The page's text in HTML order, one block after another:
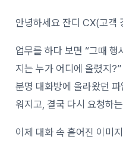
안녕하세요 잔디 CX(고객
업무를 하다 보면 “그때 행
지는 누가 어디에 올렸지
분명 대화방에 올라왔던
워지고, 결국 다시 요청하
이제 대화 속 흩어진 이미